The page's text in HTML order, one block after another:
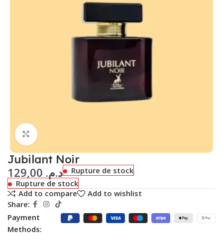
Click to enlarge
Jubilant Noir
د.م.
Rupture de stock
Rupture de stock
Add to compare
Add to wishlist
Share:
Payment
Methods: